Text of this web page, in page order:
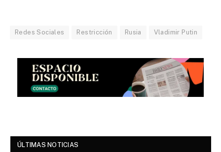
Redes Sociales Restricción Rusia Vladimir Putin
ÚLTIMAS NOTICIAS